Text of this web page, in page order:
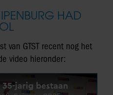
HAD
van GTST recent nog het
video hieronder: